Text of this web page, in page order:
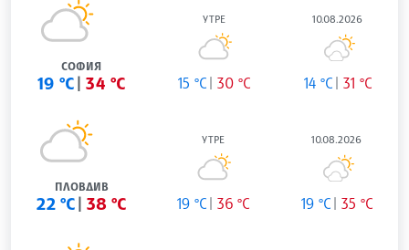
СОФИЯ
19 °C 34 °C
УТРЕ
15 °C 30 °C
10.08.2026
14 °C 31 °C
ПЛОВДИВ
22 °C 38 °C
УТРЕ
19 °C 36 °C
10.08.2026
19 °C 35 °C